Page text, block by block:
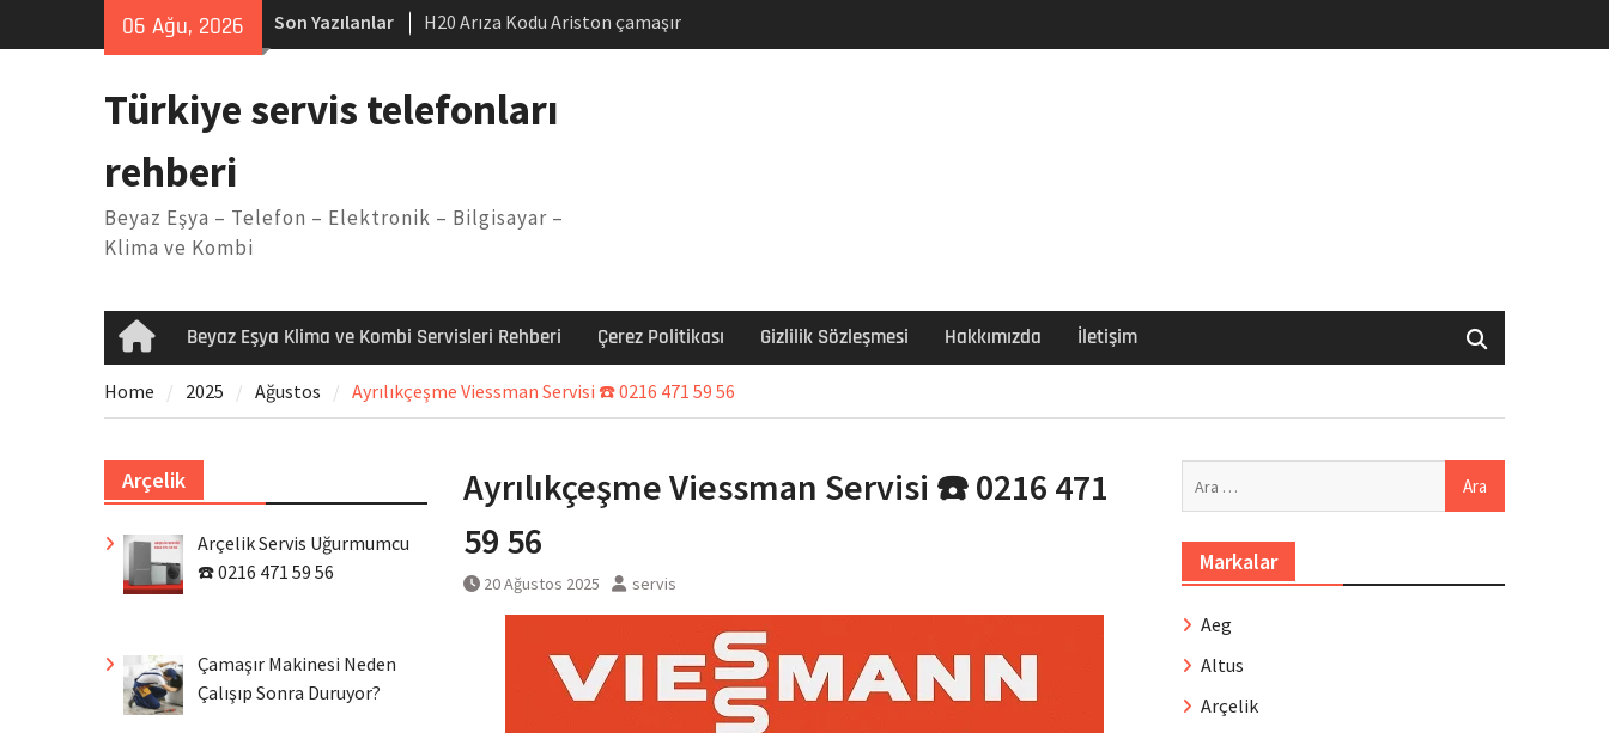
06 Ağu, 2026 Son Yazılanlar
H20 Arıza Kodu Ariston çamaşır
makinesi Sorunu
Arçelik buzdolabı F5 Hatası Çözüm
Ferroli klima E3 Arızası Çözümü
Türkiye servis telefonları
rehberi
Beyaz Eşya – Telefon – Elektronik – Bilgisayar –
Klima ve Kombi
HomeBeyaz Eşya Klima ve Kombi Servisleri Rehberi Çerez Politikası Gizlilik Sözleşmesi Hakkımızda İletişim
Home 2025 Ağustos Ayrılıkçeşme Viessman Servisi ☎️ 0216 471 59 56
Ayrılıkçeşme Viessman Servisi ☎️ 0216 471
59 56
20 Ağustos 2025 servis
Markalar
Aeg
Altus
Arçelik
Arçelik
Arçelik Servis Uğurmumcu
☎️ 0216 471 59 56
Çamaşır Makinesi Neden
Çalışıp Sonra Duruyor?